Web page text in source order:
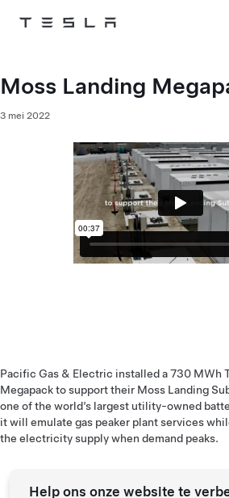
Tesla
Moss Landing
3 mei 2022
Pacific Gas & Electric installed a 730 MWh
Megapack to support their Moss Landing
one of the world’s largest utility-owned
it will emulate gas peaker plant services
the electricity supply when demand peaks.
Help ons onze website te